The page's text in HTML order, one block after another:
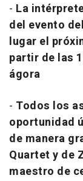
- La
del evento
lugar el
partir de las
ágora
- Todos los
oportunidad
de manera
Quartet y de
maestro de